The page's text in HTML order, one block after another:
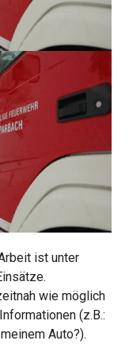
ist unter
wie möglich
(z.B.:
Auto?).